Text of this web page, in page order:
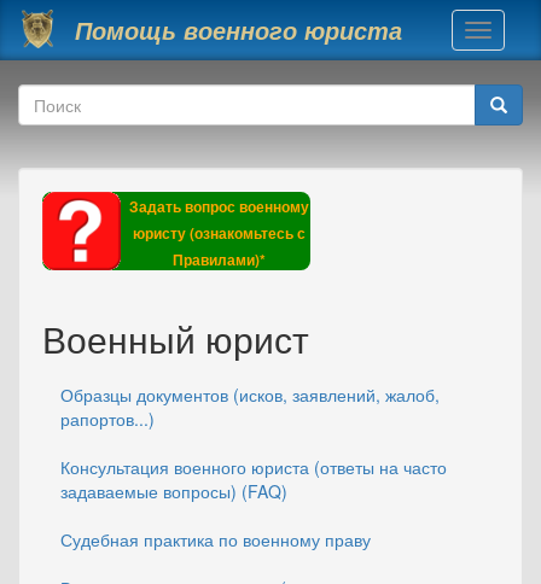
Перейти к основному содержанию
Помощь военного юриста
Toggle
Форма поиска
Поиск
Задать вопрос военному
юристу (ознакомьтесь с
Правилами)*
Военный юрист
Образцы документов (исков, заявлений, жалоб,
рапортов...)
Консультация военного юриста (ответы на часто
задаваемые вопросы) (FAQ)
Судебная практика по военному праву